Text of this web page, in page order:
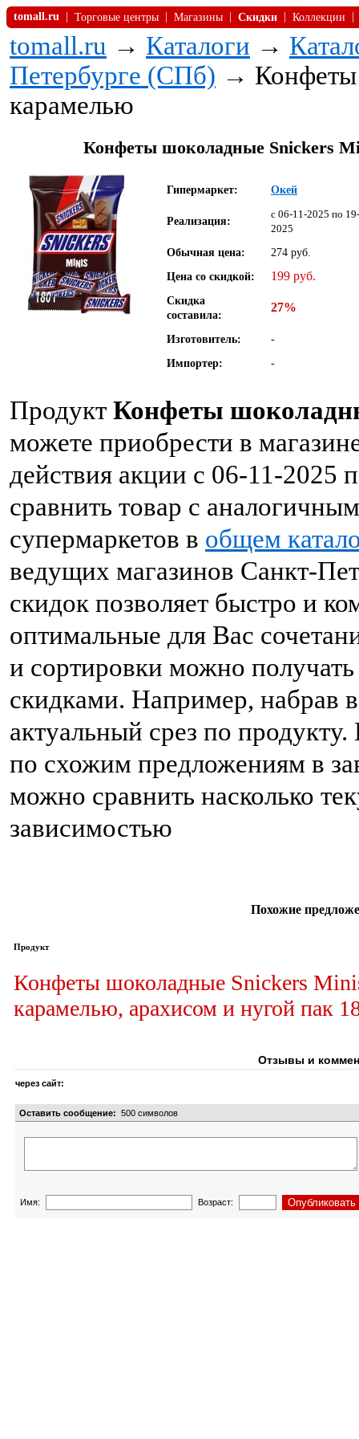
tomall.ru Торговые центры Магазины Скидки Коллекции
tomall.ru → Каталоги →
Петербурге (СПб) → Конфеты
карамелью
Конфеты шоколадные Snickers
Гипермаркет: Окей
Реализация:
c 06-11-2025 по
2025
Обычная цена:
274 руб.
Цена со скидкой:
199 руб.
Скидка
составила:
27%
Изготовитель:
-
Импортер:
-
Продукт Конфеты
можете приобрести в
действия акции с 06-11-
сравнить товар с
супермаркетов в общем
ведущих магазинов Санкт-
скидок позволяет быстро и
оптимальные для Вас
и сортировки можно
скидками. Например, набрав
актуальный срез по
по схожим предложениям в
можно сравнить насколько
зависимостью
Похожие
Продукт
Конфеты шоколадные Snickers
карамелью, арахисом и нугой пак
Отзывы и
через сайт:
Оставить сообщение: 500 символов
Имя: Возраст: